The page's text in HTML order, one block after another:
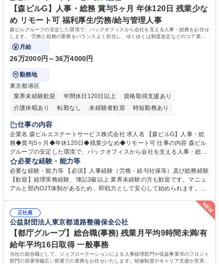
【森ビルG】人事・総務 賞与5ヶ月 年休120日 残業少な
め リモート可 福利厚生/労務/給与管理人事
森ビルグループの安定した環境で、バックオフィスから会社を支える人事・総務をお任せ
します。 労務と総務の業務をバランスよく担当し、ゆくゆくは制度改定などのコア業務
にも挑戦できる、やりがいある環境です。
月給
26万2000円～36万4000円
勤務地
東京都港区
業界未経験歓迎
年間休日120日以上
資格取得支援あり
介護休暇あり
転勤なし 未経験者歓迎
時短勤務あり
経験者歓迎
完全週休2日制
交通費支給 長期歓迎 駅近5分以内 土日祝休み
仕事の内容
企業名 森ビルエステートサービス株式会社 求人名 【森ビルG】人事・総
務◆賞与5ヶ月◆年休120日◆残業少なめ◆リモート可 仕事の内容 森ビル
グループの安定した環境で、バックオフィスから会社を支える人事・総務
をお任せします。 労務と総務の業務をバランスよく担当し、ゆくゆくは制
度改定などのコア業務にも挑戦できる、やりがいある環境です。 ■勤怠管
理、給与計算、社会保険手続き、年末調整等の労務管理全般 ■入退社手続
き、社内規定の改定や人事制度改定などのコア業務 ■社内イベントの企画
は部内のOJTを中心に、あなたの経験に合わせて不足している部分はいつ
でも質問・相談できる環境が整っているため、安心して成長できます。 募
集職種 【森ビルG】人事・総務◆賞与5ヶ月◆年休120日◆残業少なめ◆
リモート可
必要な経験・能力等
必要な経験・能力等 【必須】人事経験（労務・給与社保等）及び総務経験
【歓迎】経理実務経験、簿記3級以上 業界未経験の方も歓迎です。マニュ
アルと部内OJT体制があるため、即戦力として安心して始められます。
ます。定型業務に留まらず、社内規定や人事制度の改定など会社のコア業
務に挑戦できるため、自身の成長と組織への貢献度をダイレクトに実感で
きます。 残業少なめ、週1日リモート可など、ワークライフバランスを保
ち長期活躍できる環境です。 「これまでの幅広い経験を活かし、長期的な
キャリアを築きたい」という前向きな意欲と挑戦を全力で応援します。 学
歴・資格 学歴：大学院 大学 高専 短大 専修学校 高校 語学力： 資格：日商
簿記検定1級 日商簿記検定2級 日商簿記検定3級
正社員
公益財団法人東京都道路整備保全公社
【都庁グループ】総合職(事務) 残業月平均9時間未満/有
給年平均16日取得 一般事務
当社の総合職として、ジョブローテーションによる人事経理部門や収益事業等のフロント
部門の部署等幅広い部署での業務をお任せいたします。研修制度やキャリア支援が充実し